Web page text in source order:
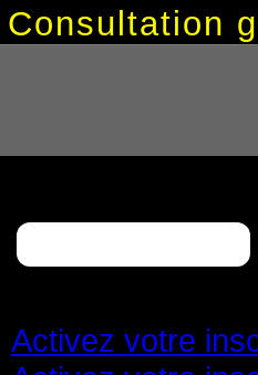
Consultation
Rechercher :
Activez votre